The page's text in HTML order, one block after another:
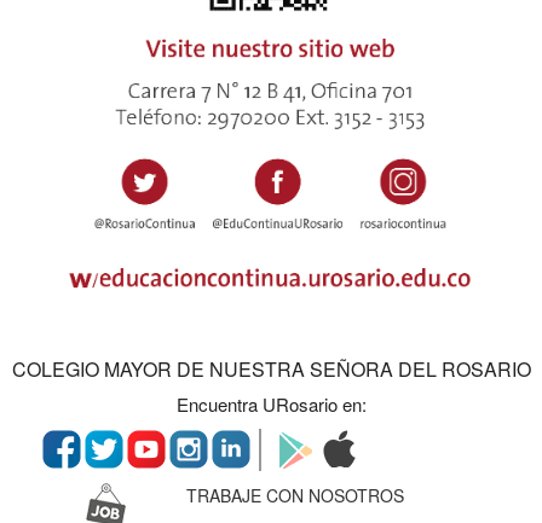
COLEGIO MAYOR DE NUESTRA SEÑORA DEL ROSARIO
Encuentra URosario en:
TRABAJE CON NOSOTROS